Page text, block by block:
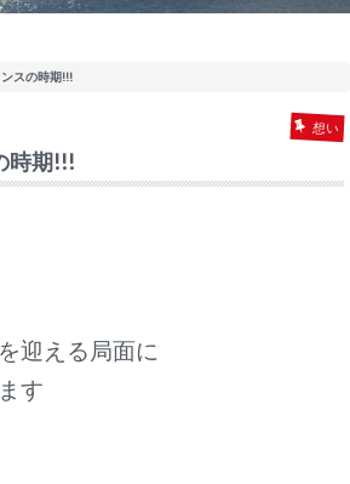
スの時期!!!
想い
時期!!!
迎える局面に
す